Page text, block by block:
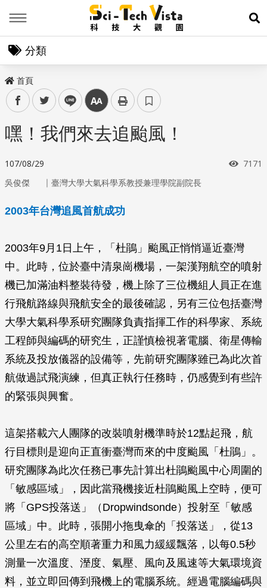
展
分類
首頁
facebooktwitter line 中
嘿！我們來去追颱風！
107/08/29 瀏覽
7171
吳俊傑 ｜ 臺灣大學大氣科學系教授兼理學院副院長
2003年台灣追風首航成功
2003年9月1日上午，「杜鵑」颱風正悄悄逼近臺灣
中。此時，位於臺中清泉崗機場，一架漢翔航空的噴射
機已加滿油料整裝待發，機上除了三位機組人員正在進
行飛航路線與飛航安全的最後確認，另有三位包括臺灣
大學大氣科學系研究團隊負責指揮工作的科學家、系統
工程師與編碼的研究生，正謹慎檢視著電腦、衛星傳輸
系統及投放儀器的設備等，先前研究團隊雖已為此次首
航做過試飛演練，但真正執行任務時，仍感覺到有些許
的緊張與興奮。
這架搭載六人團隊的改裝噴射機準時於12點起飛，航
行目標則是迎向正直衝臺灣而來的中度颱風「杜鵑」。
研究團隊為此次任務已事先計算出杜鵑颱風中心周圍的
「敏感區域」，因此當飛機接近杜鵑颱風上空時，便可
將「GPS投落送」（Dropwindsonde）投射至「敏感
區域」中。此時，張開小拖曳傘的「投落送」，從13
公里左右的高空順著重力和風力緩緩飄落，以每0.5秒
測量一次溫度、溼度、氣壓、風向及風速等大氣環境資
料，並立即回傳到飛機上的電腦系統。經過電腦編碼與